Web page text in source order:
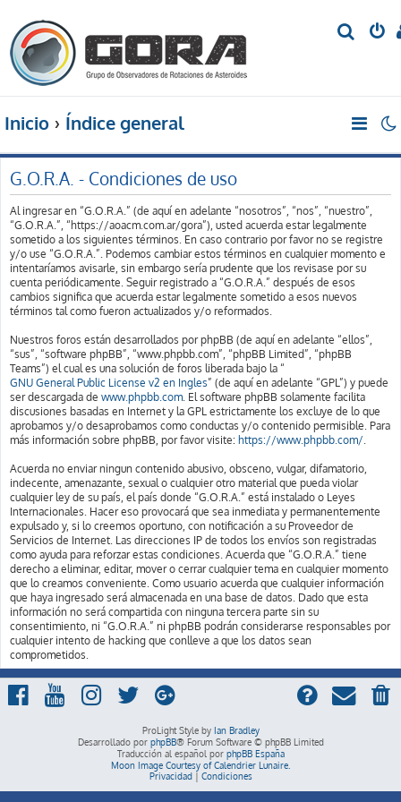
r
Inicio Índice general
G.O.R.A. - Condiciones de uso
Al ingresar en “G.O.R.A.” (de aquí en adelante “nosotros”, “nos”, “nuestro”,
“G.O.R.A.”, “https://aoacm.com.ar/gora”), usted acuerda estar legalmente
sometido a los siguientes términos. En caso contrario por favor no se registre
y/o use “G.O.R.A.”. Podemos cambiar estos términos en cualquier momento e
intentaríamos avisarle, sin embargo sería prudente que los revisase por su
cuenta periódicamente. Seguir registrado a “G.O.R.A.” después de esos
cambios significa que acuerda estar legalmente sometido a esos nuevos
términos tal como fueron actualizados y/o reformados.
Nuestros foros están desarrollados por phpBB (de aquí en adelante “ellos”,
“sus”, “software phpBB”, “www.phpbb.com”, “phpBB Limited”, “phpBB
Teams”) el cual es una solución de foros liberada bajo la “
GNU General Public License v2 en Ingles” (de aquí en adelante “GPL”) y puede
ser descargada de www.phpbb.com . El software phpBB solamente facilita
discusiones basadas en Internet y la GPL estrictamente los excluye de lo que
aprobamos y/o desaprobamos como conductas y/o contenido permisible. Para
más información sobre phpBB, por favor visite: https://www.phpbb.com/
Acuerda no enviar ningun contenido abusivo, obsceno, vulgar, difamatorio,
indecente, amenazante, sexual o cualquier otro material que pueda violar
cualquier ley de su país, el país donde “G.O.R.A.” está instalado o Leyes
Internacionales. Hacer eso provocará que sea inmediata y permanentemente
expulsado y, si lo creemos oportuno, con notificación a su Proveedor de
Servicios de Internet. Las direcciones IP de todos los envíos son registradas
como ayuda para reforzar estas condiciones. Acuerda que “G.O.R.A.” tiene
derecho a eliminar, editar, mover o cerrar cualquier tema en cualquier momento
que lo creamos conveniente. Como usuario acuerda que cualquier información
que haya ingresado será almacenada en una base de datos. Dado que esta
información no será compartida con ninguna tercera parte sin su
consentimiento, ni “G.O.R.A.” ni phpBB podrán considerarse responsables por
cualquier intento de hacking que conlleve a que los datos sean
comprometidos.
ProLight Style by Ian Bradley
Desarrollado por phpBB® Forum Software © phpBB Limited
Traducción al español por phpBB España
Moon Image Courtesy of Calendrier Lunaire.
Privacidad| Condiciones